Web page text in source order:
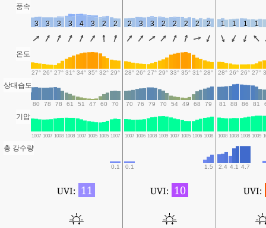
풍속
3 3 3 3 4 3 2 2 2 3 3 2 2 2 2 2 1 1 1 1
온도
27° 26° 27° 31° 34° 35° 32° 29° 28° 26° 27° 29° 33° 35° 31° 28° 28° 26° 26° 27°
상대습도
80 78 78 61 51 47 60 70 70 76 79 70 54 49 68 79 81 88 86 81
기압
1007 1007 1008 1008 1007 1005 1005 1007 1007 1006 1008 1009 1007 1005 1006 1008 1008 1008 1008 1009
총 강수량
0.1 0.1 1.5 2.4 4.1 4.7
UVI: 11 UVI: 10 UVI: